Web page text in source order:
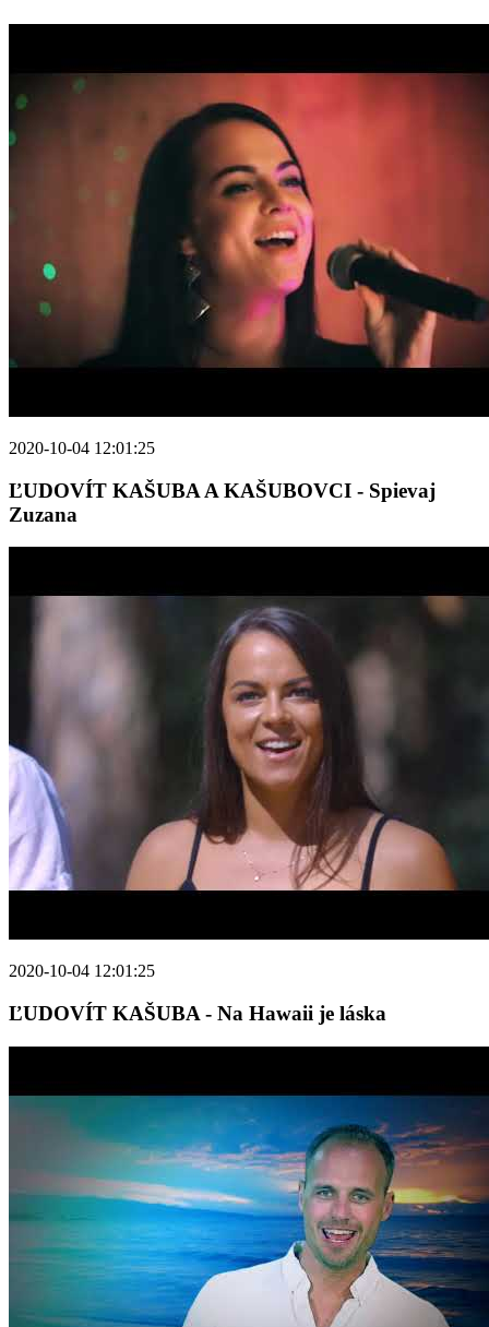
2020-10-04 12:01:25
ĽUDOVÍT KAŠUBA A KAŠUBOVCI - Spievaj
Zuzana
2020-10-04 12:01:25
ĽUDOVÍT KAŠUBA - Na Hawaii je láska